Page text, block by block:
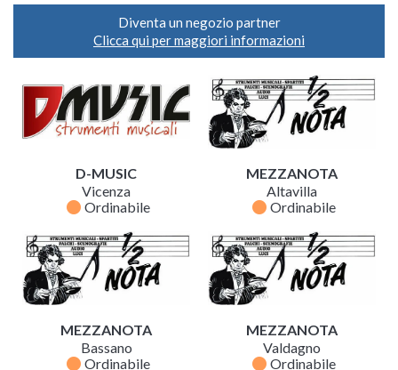
Diventa un negozio partner
Clicca qui per maggiori informazioni
D-MUSIC
Vicenza
fiber_manual_record Ordinabile
MEZZANOTA
Altavilla
fiber_manual_record Ordinabile
MEZZANOTA
Bassano
fiber_manual_record Ordinabile
MEZZANOTA
Valdagno
fiber_manual_record Ordinabile